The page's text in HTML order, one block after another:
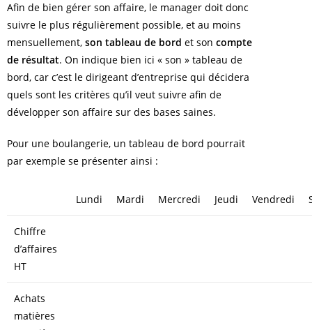
Afin de bien gérer son affaire, le manager doit donc
suivre le plus régulièrement possible, et au moins
mensuellement, son tableau de bord et son compte
de résultat. On indique bien ici « son » tableau de
bord, car c’est le dirigeant d’entreprise qui décidera
quels sont les critères qu’il veut suivre afin de
développer son affaire sur des bases saines.
Pour une boulangerie, un tableau de bord pourrait
par exemple se présenter ainsi :
Lundi Mardi Mercredi Jeudi Vendredi
Chiffre
d’affaires
HT
Achats
matières